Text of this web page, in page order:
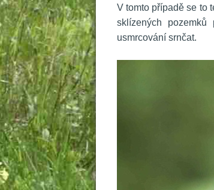
V tomto případě se to
klízených pozemků
usmrcování srnčat.